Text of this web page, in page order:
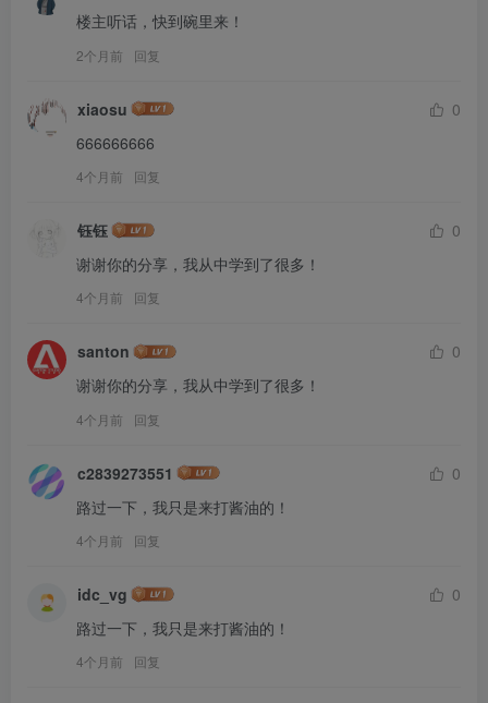
楼主听话，快到碗里来！
2个月前 回复
xiaosu
0
666666666
4个月前 回复
钰钰
0
谢谢你的分享，我从中学到了很多！
4个月前 回复
santon
0
谢谢你的分享，我从中学到了很多！
4个月前 回复
c2839273551
0
路过一下，我只是来打酱油的！
4个月前 回复
idc_vg
0
路过一下，我只是来打酱油的！
4个月前 回复